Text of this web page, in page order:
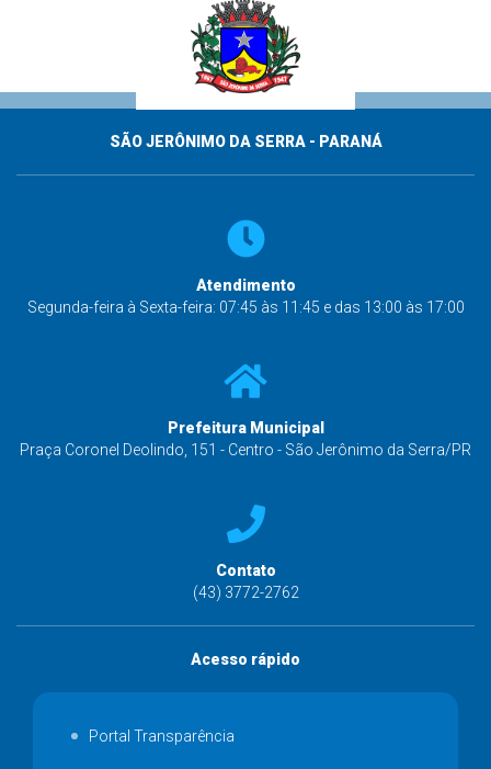
SÃO JERÔNIMO DA SERRA - PARANÁ
Atendimento
Segunda-feira à Sexta-feira: 07:45 às 11:45 e das 13:00 às 17:00
Prefeitura Municipal
Praça Coronel Deolindo, 151 - Centro - São Jerônimo da Serra/PR
Contato
(43) 3772-2762
Acesso rápido
Portal Transparência